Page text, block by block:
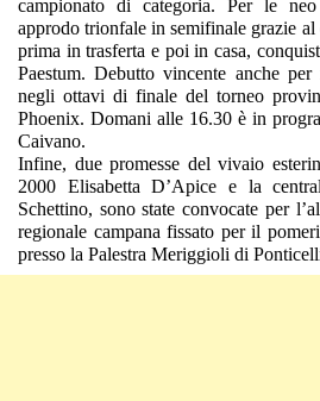
campionato di categoria. Per le neo
approdo trionfale in semifinale grazie al
prima in trasferta e poi in casa,
Paestum. Debutto vincente anche
negli ottavi di finale del torneo
Phoenix. Domani alle 16.30 è in
Caivano.
Infine, due promesse del vivaio
2000 Elisabetta D’Apice e la
Schettino, sono state convocate per
regionale campana fissato per il
presso la Palestra Meriggioli di